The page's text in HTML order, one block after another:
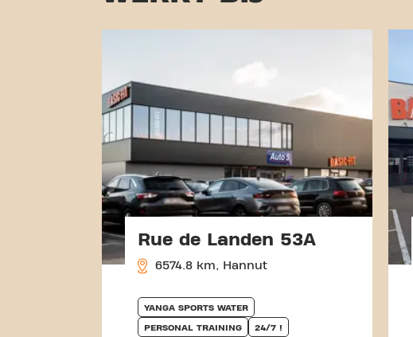
Rue de Landen 53A
6574.8 km, Hannut
YANGA SPORTS WATER
PERSONAL TRAINING 24/7 !